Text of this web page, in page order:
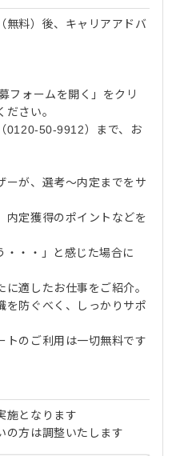
無料）後、キャリアアドバ
フォームを開く」をクリ
さい。
0120-50-9912）まで、お
ーが、選考～内定までをサ
内定獲得のポイントなどを
・・・」と感じた場合に
適したお仕事をご紹介。
を防ぐべく、しっかりサポ
のご利用は一切無料です
施となります
の方は調整いたします